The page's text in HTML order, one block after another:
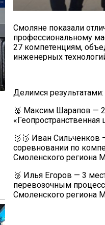
Смоляне показали
профессиональному
27 компетенциям,
инженерных
Делимся результатами:
🥈 Максим Шарапов —
🥈🥉 Иван Сильченков
соревновании по
Смоленского региона
🥉 Илья Егоров — 3
перевозочным
Смоленского региона